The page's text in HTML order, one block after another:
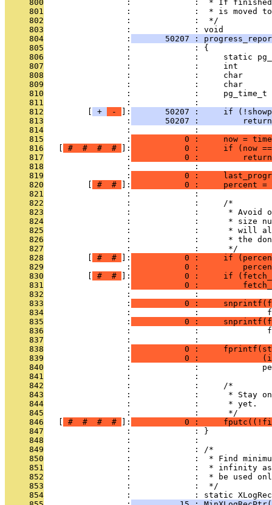
     800
:             :  * If
     801
:             :  * is moved
     802
                 :             :  */
     803
                 :             : void
     804
                 :
50207 :
     805
                 :             : {
     806
:             :     static
     807
:             :     int
     808
:             :     char
     809
:             :     char
     810
:             :     pg_time_t
     811
                 :             :
     812
+ - ]:
50207 :     if
     813
                 :
50207 :
     814
                 :             :
     815
                 :
0 :     now =
     816
# # # # ]:
0 :     if (now
     817
                 :
0 :
     818
                 :             :
     819
                 :
0 :
     820
# # ]:
0 :     percent =
     821
                 :             :
     822
                 :             :     /*
     823
:             :      * Avoid
     824
:             :      * size
     825
:             :      * will
     826
:             :      * the
     827
                 :             :      */
     828
# # ]:
0 :     if
     829
                 :
0 :
     830
# # ]:
0 :     if
     831
                 :
0 :
     832
                 :             :
     833
                 :
0 :
     834
:             :
     835
                 :
0 :
     836
:             :
     837
                 :             :
     838
                 :
0 :
     839
                 :
0 :
     840
:             :
     841
                 :             :
     842
                 :             :     /*
     843
:             :      * Stay
     844
                 :             :      * yet.
     845
                 :             :      */
     846
# # # # ]:
0 :
     847
                 :             : }
     848
                 :             :
     849
                 :             : /*
     850
:             :  * Find
     851
:             :  * infinity
     852
:             :  * be used
     853
                 :             :  */
     854
:             : static